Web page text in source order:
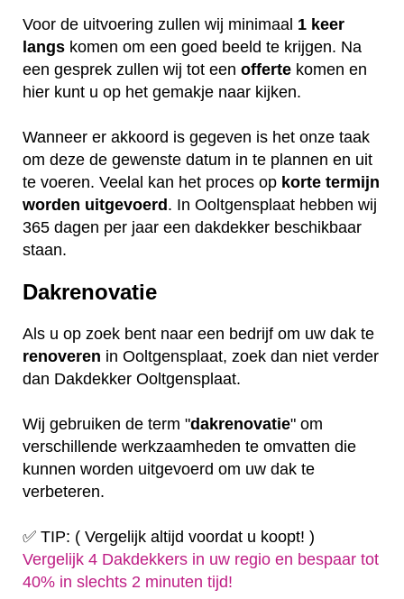
Voor de uitvoering zullen wij minimaal 1 keer
langs komen om een goed beeld te krijgen. Na
een gesprek zullen wij tot een offerte komen en
hier kunt u op het gemakje naar kijken.
Wanneer er akkoord is gegeven is het onze taak
om deze de gewenste datum in te plannen en uit
te voeren. Veelal kan het proces op korte termijn
worden uitgevoerd . In Ooltgensplaat hebben wij
365 dagen per jaar een dakdekker beschikbaar
staan.
Dakrenovatie
Als u op zoek bent naar een bedrijf om uw dak te
renoveren in Ooltgensplaat, zoek dan niet verder
dan Dakdekker Ooltgensplaat.
Wij gebruiken de term "dakrenovatie" om
verschillende werkzaamheden te omvatten die
kunnen worden uitgevoerd om uw dak te
verbeteren.
✅ TIP: ( Vergelijk altijd voordat u koopt! )
Vergelijk 4 Dakdekkers in uw regio en bespaar tot
40% in slechts 2 minuten tijd!